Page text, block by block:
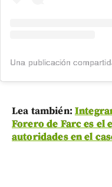
Lea también:
Forero de Farc es el
autoridades en el